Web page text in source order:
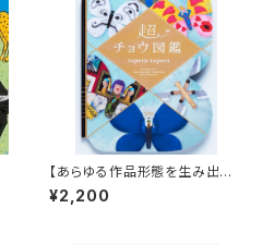
【あらゆる作品形態を生み出すt
upera tuperaの中でも丈太郎
的に好きなジャンル！】『超チョウ
¥2,200